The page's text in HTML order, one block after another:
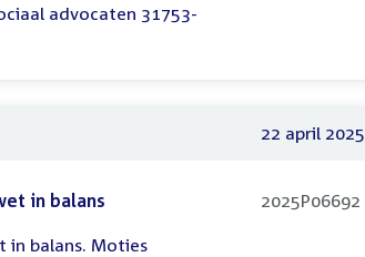
advocaten 31753-
22 april 2025
in balans
in balans. Moties
2025P06692